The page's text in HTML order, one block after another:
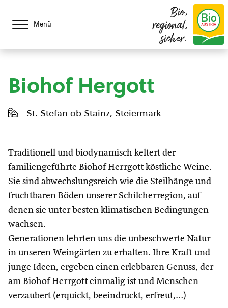
Menü
Bio,
regional,
sicher.
Biohof Hergott
St. Stefan ob Stainz, Steiermark
Traditionell und biodynamisch keltert der
familiengeführte Biohof Herrgott köstliche Weine.
Sie sind abwechslungsreich wie die Steilhänge und
fruchtbaren Böden unserer Schilcherregion, auf
denen sie unter besten klimatischen Bedingungen
wachsen.
Generationen lehrten uns die unbeschwerte Natur
in unseren Weingärten zu erhalten. Ihre Kraft und
junge Ideen, ergeben einen erlebbaren Genuss, der
am Biohof Herrgott einmalig ist und Menschen
verzaubert (erquickt, beeindruckt, erfreut,…)